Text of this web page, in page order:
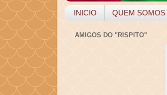
INICIO QUEM SOMOS
AMIGOS DO "RISPITO"